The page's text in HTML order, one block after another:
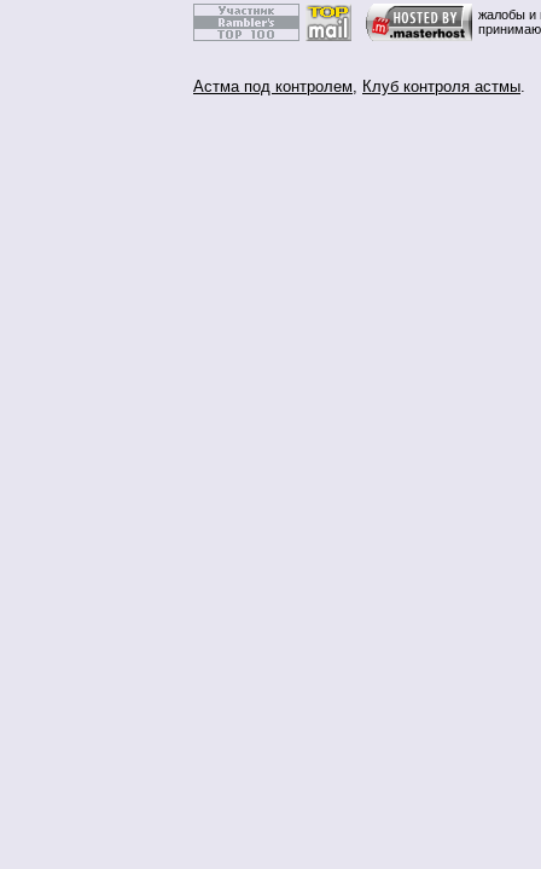
жалобы и
Астма под контролем, Клуб контроля астмы.